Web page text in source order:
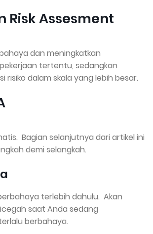
Risk Assesment
dan meningkatkan
tertentu, sedangkan
dalam skala yang lebih besar.
Bagian selanjutnya dari artikel ini
demi selangkah.
terlebih dahulu. Akan
saat Anda sedang
berbahaya.